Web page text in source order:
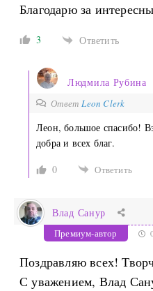
Благодарю за
3 Ответить
Людмила Рубина
ОтветLeon Clerk
Леон, большое спасибо!
добра и всех благ.
0
Ответить
Влад Санур
Премиум-автор
Поздравляю всех!
С уважением, Влад